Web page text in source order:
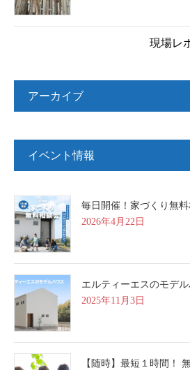
現場レ
アーカイブ
イベント情報
毎日開催！家づくり無
2026年4月22日
エルティーエスのモデル
2025年11月3日
【随時】最短１時間！